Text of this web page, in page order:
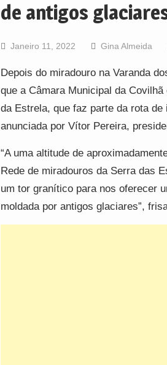
de antigos
Janeiro 11, 2022 Gina Almeida
Depois do miradouro na Varanda
que a Câmara Municipal da
da Estrela, que faz parte da rota
anunciada por Vítor Pereira,
“A uma altitude de
Rede de miradouros da Serra das
um tor granítico para nos oferecer
moldada por antigos glaciares”,